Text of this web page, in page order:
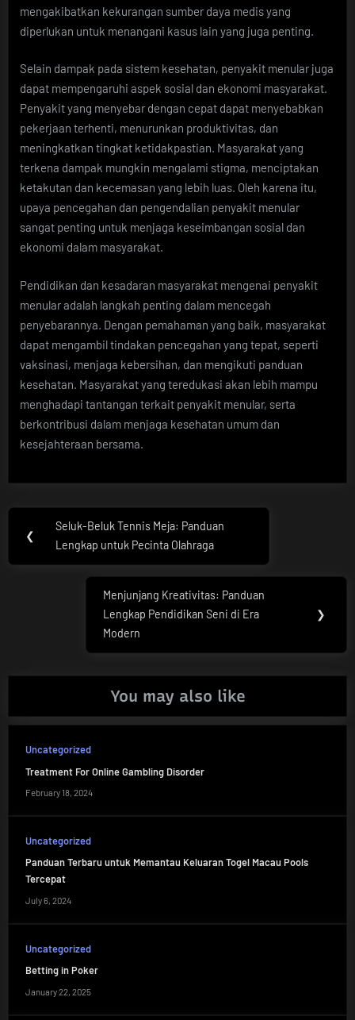
mengakibatkan kekurangan sumber daya medis yang
diperlukan untuk menangani kasus lain yang juga penting.
Selain dampak pada sistem kesehatan, penyakit menular juga
dapat mempengaruhi aspek sosial dan ekonomi masyarakat.
Penyakit yang menyebar dengan cepat dapat menyebabkan
pekerjaan terhenti, menurunkan produktivitas, dan
meningkatkan tingkat ketidakpastian. Masyarakat yang
terkena dampak mungkin mengalami stigma, menciptakan
ketakutan dan kecemasan yang lebih luas. Oleh karena itu,
upaya pencegahan dan pengendalian penyakit menular
sangat penting untuk menjaga keseimbangan sosial dan
ekonomi dalam masyarakat.
Pendidikan dan kesadaran masyarakat mengenai penyakit
menular adalah langkah penting dalam mencegah
penyebarannya. Dengan pemahaman yang baik, masyarakat
dapat mengambil tindakan pencegahan yang tepat, seperti
vaksinasi, menjaga kebersihan, dan mengikuti panduan
kesehatan. Masyarakat yang teredukasi akan lebih mampu
menghadapi tantangan terkait penyakit menular, serta
berkontribusi dalam menjaga kesehatan umum dan
kesejahteraan bersama.
Post
navigation
❮
Previous
Post:
Seluk-Beluk Tennis Meja: Panduan
Lengkap untuk Pecinta Olahraga
Next
Post:
Menjunjang Kreativitas: Panduan
Lengkap Pendidikan Seni di Era
Modern
❯
You may also like
Uncategorized
Treatment For Online Gambling Disorder
February 18, 2024
Uncategorized
Panduan Terbaru untuk Memantau Keluaran Togel Macau Pools
Tercepat
July 6, 2024
Uncategorized
Betting in Poker
January 22, 2025